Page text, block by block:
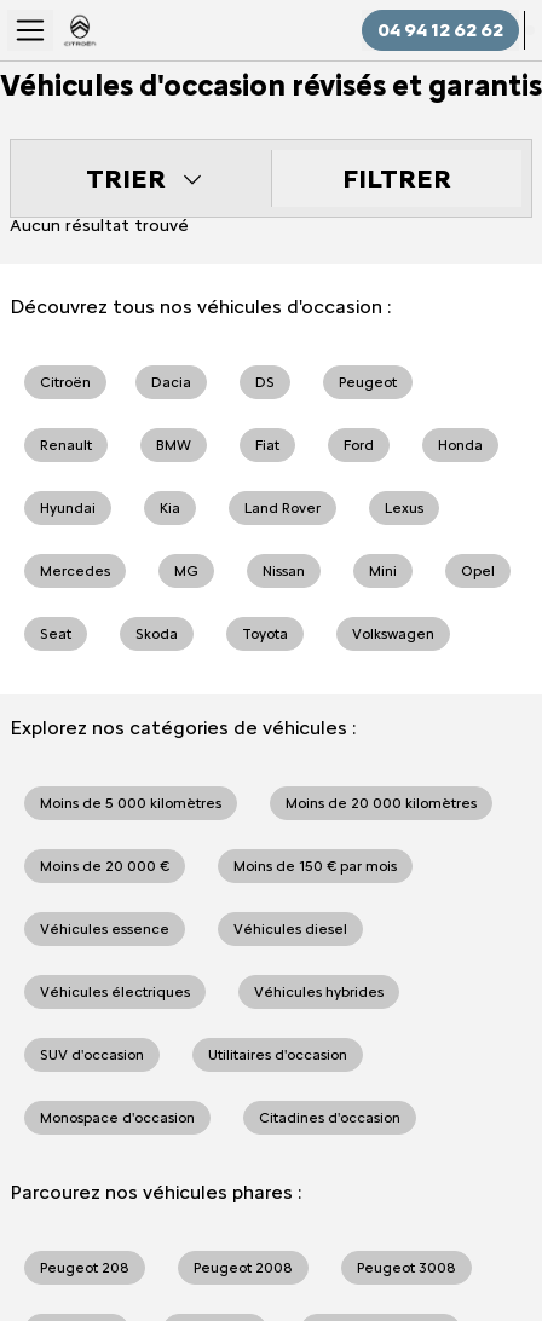
04 94 12 62 62
Véhicules d'occasion révisés et garantis
TRIER FILTRER
Aucun résultat trouvé
Découvrez tous nos véhicules d'occasion :
Citroën Dacia DS Peugeot
Renault BMW Fiat Ford Honda
Hyundai Kia Land Rover Lexus
Mercedes MG Nissan Mini Opel
Seat Skoda Toyota Volkswagen
Explorez nos catégories de véhicules :
Moins de 5 000 kilomètres Moins de 20 000 kilomètres
Moins de 20 000 € Moins de 150 € par mois
Véhicules essence Véhicules diesel
Véhicules électriques Véhicules hybrides
SUV d'occasion Utilitaires d'occasion
Monospace d'occasion Citadines d'occasion
Parcourez nos véhicules phares :
Peugeot 208 Peugeot 2008 Peugeot 3008